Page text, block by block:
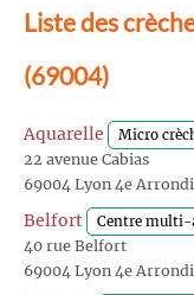
Liste des
(69004)
Aquarelle Micro
22 avenue Cabias
69004 Lyon 4e
Belfort Centre multi-
40 rue Belfort
69004 Lyon 4e